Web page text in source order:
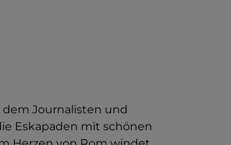
dem Journalisten und
Eskapaden mit schönen